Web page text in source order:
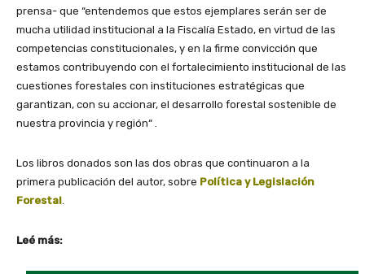
prensa- que “entendemos que estos ejemplares serán ser de
mucha utilidad institucional a la Fiscalía Estado, en virtud de las
competencias constitucionales, y en la firme convicción que
estamos contribuyendo con el fortalecimiento institucional de las
cuestiones forestales con instituciones estratégicas que
garantizan, con su accionar, el desarrollo forestal sostenible de
nuestra provincia y región“ .
Los libros donados son las dos obras que continuaron a la
primera publicación del autor, sobre Política y Legislación
Forestal.
Leé más: